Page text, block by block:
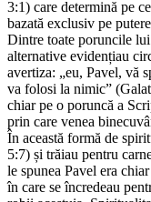
3:1) care determină pe
bazată exclusiv pe
Dintre toate poruncile
alternative evidențiau
avertiza: „eu, Pavel, vă
va folosi la nimic”
chiar pe o poruncă a
prin care venea
În această formă de
5:7) și trăiau pentru
le spunea Pavel era
în care se încredeau